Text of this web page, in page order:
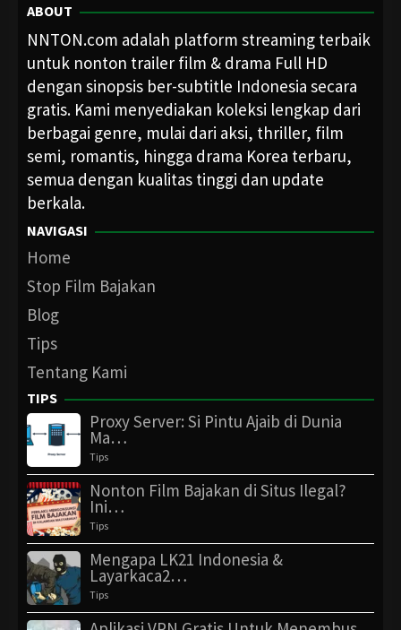
ABOUT
NNTON.com adalah platform streaming terbaik
untuk nonton trailer film & drama Full HD
dengan sinopsis ber-subtitle Indonesia secara
gratis. Kami menyediakan koleksi lengkap dari
berbagai genre, mulai dari aksi, thriller, film
semi, romantis, hingga drama Korea terbaru,
semua dengan kualitas tinggi dan update
berkala.
NAVIGASI
Home
Stop Film Bajakan
Blog
Tips
Tentang Kami
TIPS
Proxy Server: Si Pintu Ajaib di Dunia
Ma…
Tips
Nonton Film Bajakan di Situs Ilegal?
Ini…
Tips
Mengapa LK21 Indonesia &
Layarkaca2…
Tips